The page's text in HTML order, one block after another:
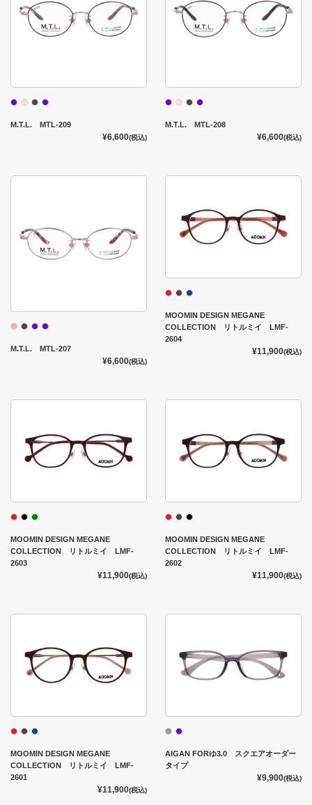
M.T.L. MTL-209
¥6,600(税込)
M.T.L. MTL-208
¥6,600(税込)
M.T.L. MTL-207
¥6,600(税込)
MOOMIN DESIGN MEGANE
COLLECTION リトルミイ LMF-
2604
¥11,900(税込)
MOOMIN DESIGN MEGANE
COLLECTION リトルミイ LMF-
2603
¥11,900(税込)
MOOMIN DESIGN MEGANE
COLLECTION リトルミイ LMF-
2602
¥11,900(税込)
MOOMIN DESIGN MEGANE
COLLECTION リトルミイ LMF-
2601
¥11,900(税込)
AIGAN FORゆ3.0 スクエアオーダー
タイプ
¥9,900(税込)